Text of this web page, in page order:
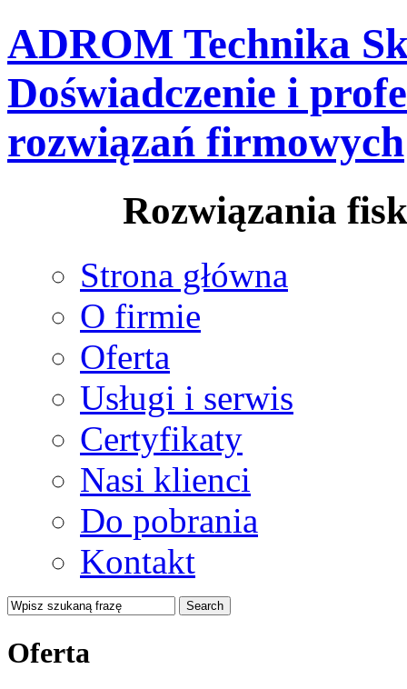
ADROM Technika
Doświadczenie i
rozwiązań firmowych
Rozwiązania
Strona główna
O firmie
Oferta
Usługi i serwis
Certyfikaty
Nasi klienci
Do pobrania
Kontakt
Oferta